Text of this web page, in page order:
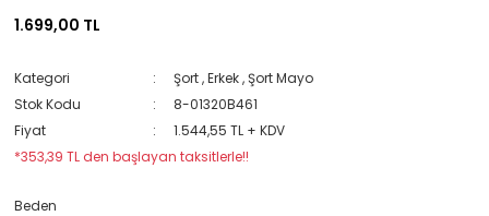
1.699,00 TL
Kategori Şort ,Erkek ,Şort Mayo
Stok Kodu
8-01320B461
Fiyat
1.544,55 TL + KDV
*353,39 TL den başlayan taksitlerle!!
Beden